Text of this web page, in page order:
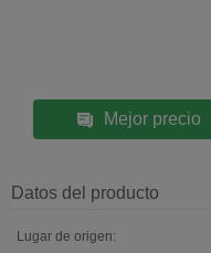
Mejor precio
Datos del producto
Lugar de origen: